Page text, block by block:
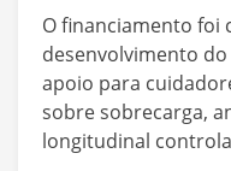
O financiamento foi
desenvolvimento
apoio para
sobre sobrecarga,
longitudinal